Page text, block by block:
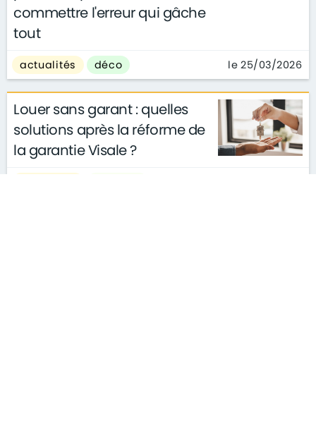
commettre l'erreur qui gâche
tout
actualités déco le 25/03/2026
Louer sans garant : quelles
solutions après la réforme de
la garantie Visale ?